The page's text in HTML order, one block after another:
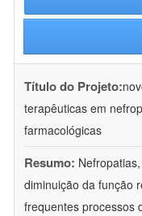
Título do Projeto:
terapêuticas em
farmacológicas
Resumo:
diminuição da função
frequentes processos